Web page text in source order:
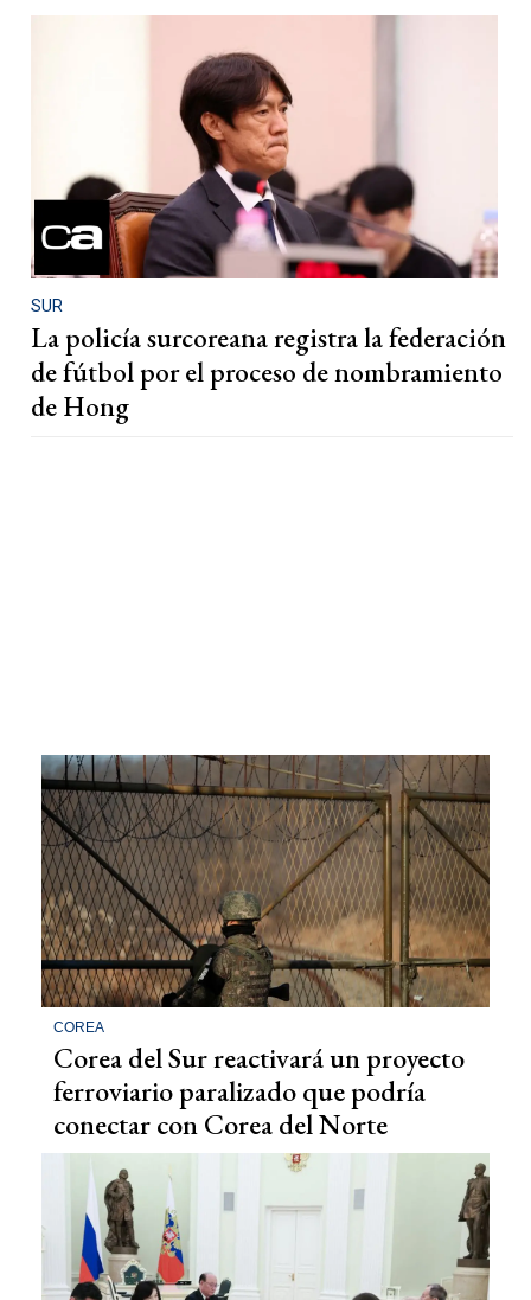
SUR
La policía surcoreana registra la federación
de fútbol por el proceso de nombramiento
de Hong
COREA
Corea del Sur reactivará un proyecto
ferroviario paralizado que podría
conectar con Corea del Norte